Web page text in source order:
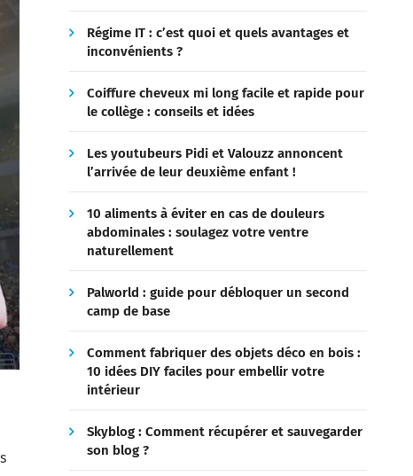
Régime IT : c’est quoi et quels avantages et
inconvénients ?
Coiffure cheveux mi long facile et rapide pour
le collège : conseils et idées
Les youtubeurs Pidi et Valouzz annoncent
l’arrivée de leur deuxième enfant !
10 aliments à éviter en cas de douleurs
abdominales : soulagez votre ventre
naturellement
Palworld : guide pour débloquer un second
camp de base
Comment fabriquer des objets déco en bois :
10 idées DIY faciles pour embellir votre
intérieur
Skyblog : Comment récupérer et sauvegarder
son blog ?